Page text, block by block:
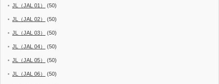
JL（JAL 01） (50)
JL（JAL 02） (50)
JL（JAL 03） (50)
JL（JAL 04） (50)
JL（JAL 05） (50)
JL（JAL 06） (50)